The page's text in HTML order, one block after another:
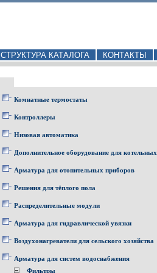
СТРУКТУРА КАТАЛОГА КОНТАКТЫ
Комнатные термостаты
Контроллеры
Низовая автоматика
Дополнительное оборудование для котельных
Арматура для отопительных приборов
Решения для тёплого пола
Распределительные модули
Арматура для гидравлической увязки
Воздухонагреватели для сельского хозяйства
Арматура для систем водоснабжения
Фильтры